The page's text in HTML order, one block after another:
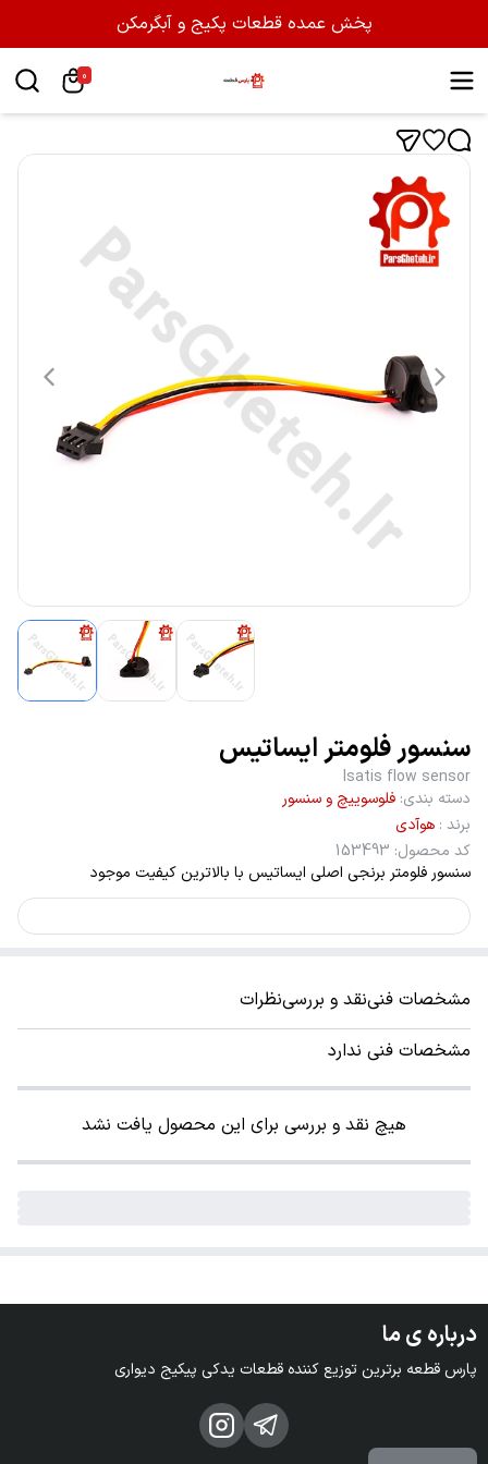
پخش عمده قطعات پکیج و آبگرمکن
0
سنسور فلومتر ایساتیس
Isatis flow sensor
دسته بندی: فلوسوییچ و سنسور
برند : هوآدی
کد محصول:
153493
سنسور فلومتر برنجی اصلی ایساتیس با بالاترین کیفیت موجود
مشخصات فنینقد و بررسینظرات
مشخصات فنی ندارد
هیچ نقد و بررسی برای این محصول یافت نشد
درباره ی ما
پارس قطعه برترین توزیع کننده قطعات یدکی پیکیج دیواری